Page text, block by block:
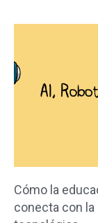
Cómo la
conecta con la